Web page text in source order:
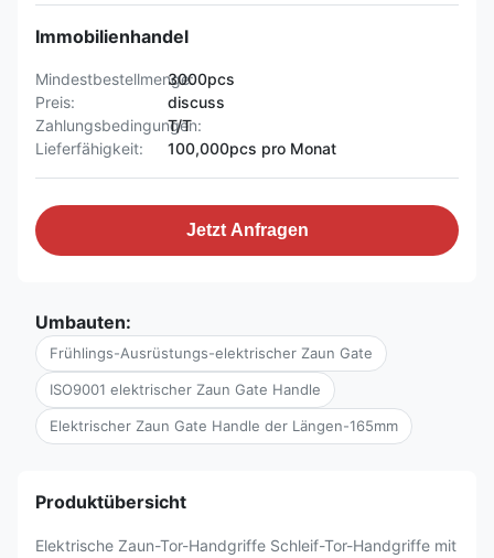
Immobilienhandel
Mindestbestellmenge:3000pcs
Preis:
discuss
Zahlungsbedingungen:
T/T
Lieferfähigkeit:
100,000pcs pro Monat
Jetzt Anfragen
Umbauten:
Frühlings-Ausrüstungs-elektrischer Zaun Gate
ISO9001 elektrischer Zaun Gate Handle
Elektrischer Zaun Gate Handle der Längen-165mm
Produktübersicht
Elektrische Zaun-Tor-Handgriffe Schleif-Tor-Handgriffe mit